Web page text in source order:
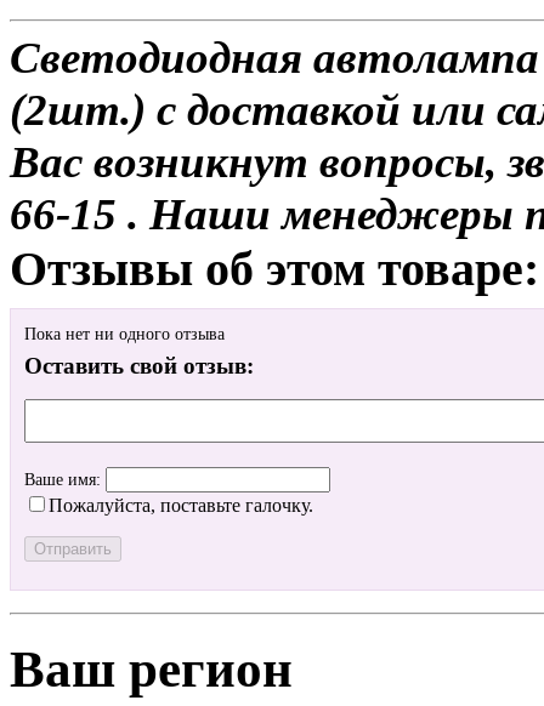
Светодиодная
(2шт.) с доставкой или
Вас возникнут вопросы,
66-15 . Наши менеджеры
Отзывы об этом товаре:
Пока нет ни одного отзыва
Оставить свой отзыв:
Ваше имя:
Пожалуйста, поставьте галочку.
Ваш регион